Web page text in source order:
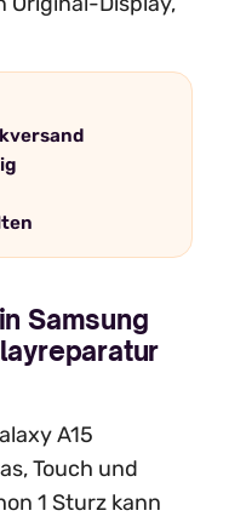
Samsung
A15
Touch und
1 Sturz kann